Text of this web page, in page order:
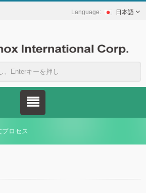
日本語
プロセス